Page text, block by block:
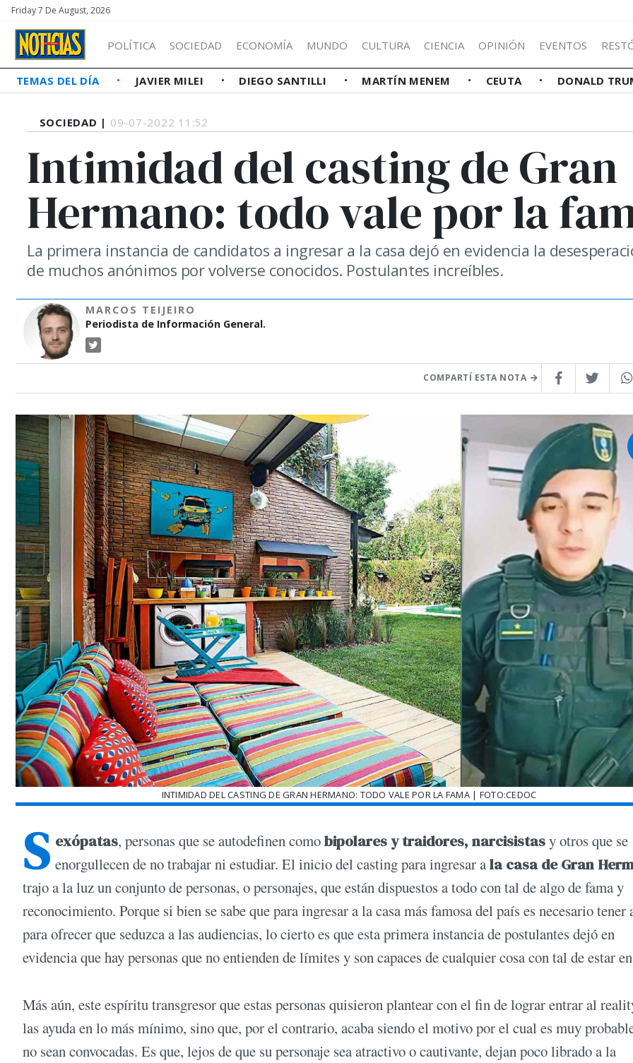
Friday 7 De August, 2026
POLÍTICA SOCIEDAD ECONOMÍA MUNDO CULTURA CIENCIA OPINIÓN EVENTOS
TEMAS DEL DÍA JAVIER MILEI DIEGO SANTILLI MARTÍN MENEM CEUTA DONALD
SOCIEDAD | 09-07-2022 11:52
Intimidad del casting de Gran
Hermano: todo vale por la
La primera instancia de candidatos a ingresar a la casa dejó en evidencia la
de muchos anónimos por volverse conocidos. Postulantes increíbles.
MARCOS TEIJEIRO
Periodista de Información General.
COMPARTÍ ESTA NOTA
INTIMIDAD DEL CASTING DE GRAN HERMANO: TODO VALE POR LA FAMA | FOTO:CEDOC
S exópatas, personas que se autodefinen comobipolares y traidores, narcisistasy otros que se
enorgullecen de no trabajar ni estudiar. El inicio del casting para ingresar ala casa de Gran
trajo a la luz un conjunto de personas, o personajes, que están dispuestos a todo con tal de algo de fama y
reconocimiento. Porque si bien se sabe que para ingresar a la casa más famosa del país es necesario tener
para ofrecer que seduzca a las audiencias, lo cierto es que esta primera instancia de postulantes dejó en
evidencia que hay personas que no entienden de límites y son capaces de cualquier cosa con tal de estar
Más aún, este espíritu transgresor que estas personas quisieron plantear con el fin de lograr entrar al
las ayuda en lo más mínimo, sino que, por el contrario, acaba siendo el motivo por el cual es muy
no sean convocadas. Es que, lejos de que su personaje sea atractivo o cautivante, dejan poco librado a la